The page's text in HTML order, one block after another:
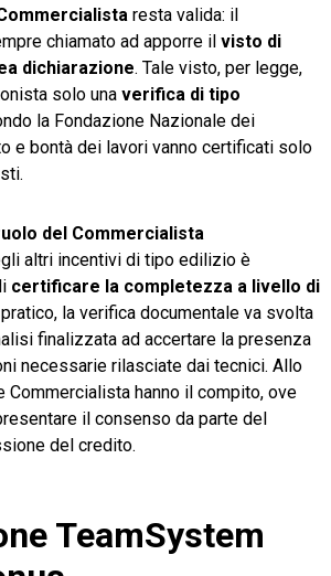
resta valida: il
chiamato ad apporre il visto di
dichiarazione. Tale visto, per legge,
solo una verifica di tipo
la Fondazione Nazionale dei
e bontà dei lavori vanno certificati solo
del Commercialista
altri incentivi di tipo edilizio è
certificare la completezza a livello di
pratico, la verifica documentale va svolta
finalizzata ad accertare la presenza
necessarie rilasciate dai tecnici. Allo
Commercialista hanno il compito, ove
il consenso da parte del
del credito.
TeamSystem